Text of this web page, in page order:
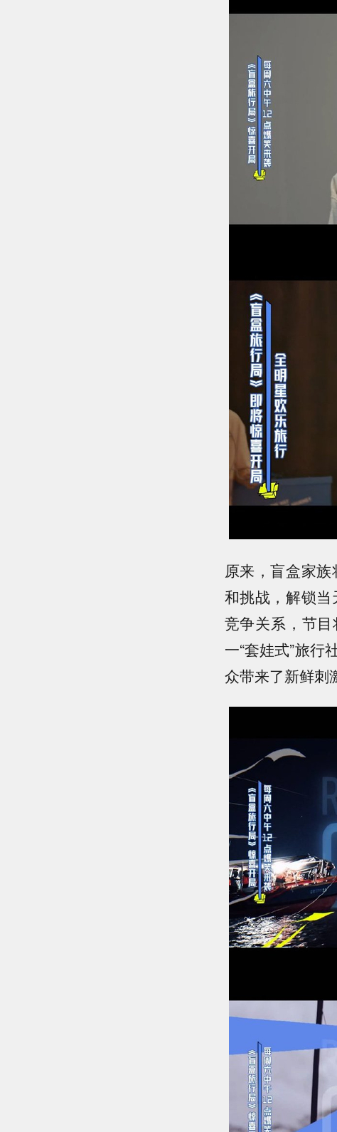
原来，盲盒家
和挑战，解锁
竞争关系，节
一“套娃式”旅行
众带来了新鲜刺